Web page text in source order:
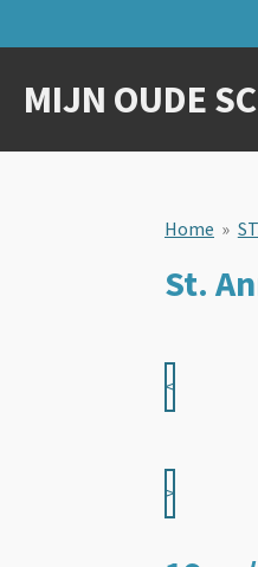
direct
deMIJN OUDE
Home »
St.
<
>